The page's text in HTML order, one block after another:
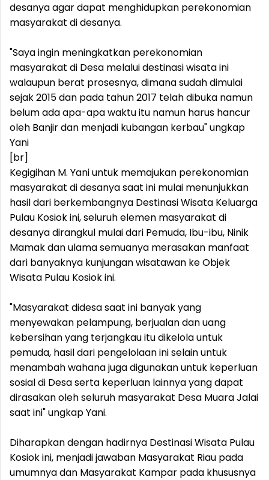
desanya agar dapat menghidupkan perekonomian
masyarakat di desanya.
"Saya ingin meningkatkan perekonomian
masyarakat di Desa melalui destinasi wisata ini
walaupun berat prosesnya, dimana sudah dimulai
sejak 2015 dan pada tahun 2017 telah dibuka namun
belum ada apa-apa waktu itu namun harus hancur
oleh Banjir dan menjadi kubangan kerbau" ungkap
Yani
[br]
Kegigihan M. Yani untuk memajukan perekonomian
masyarakat di desanya saat ini mulai menunjukkan
hasil dari berkembangnya Destinasi Wisata Keluarga
Pulau Kosiok ini, seluruh elemen masyarakat di
desanya dirangkul mulai dari Pemuda, Ibu-ibu, Ninik
Mamak dan ulama semuanya merasakan manfaat
dari banyaknya kunjungan wisatawan ke Objek
Wisata Pulau Kosiok ini.
"Masyarakat didesa saat ini banyak yang
menyewakan pelampung, berjualan dan uang
kebersihan yang terjangkau itu dikelola untuk
pemuda, hasil dari pengelolaan ini selain untuk
menambah wahana juga digunakan untuk keperluan
sosial di Desa serta keperluan lainnya yang dapat
dirasakan oleh seluruh masyarakat Desa Muara Jalai
saat ini" ungkap Yani.
Diharapkan dengan hadirnya Destinasi Wisata Pulau
Kosiok ini, menjadi jawaban Masyarakat Riau pada
umumnya dan Masyarakat Kampar pada khususnya